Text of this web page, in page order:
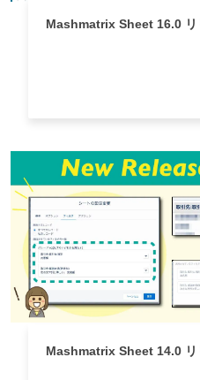
Mashmatrix Sheet 16.0 リ
Mashmatrix Sheet 14.0 リ